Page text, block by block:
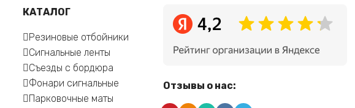
КАТАЛОГ
Резиновые отбойники
Сигнальные ленты
Съезды с бордюра
Фонари сигнальные
Парковочные маты
Отзывы о нас: